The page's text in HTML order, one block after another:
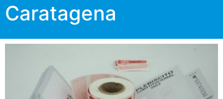
Caratagena